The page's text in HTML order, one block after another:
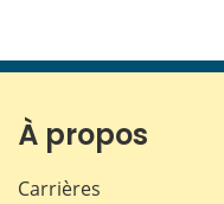
À propos
Carrières